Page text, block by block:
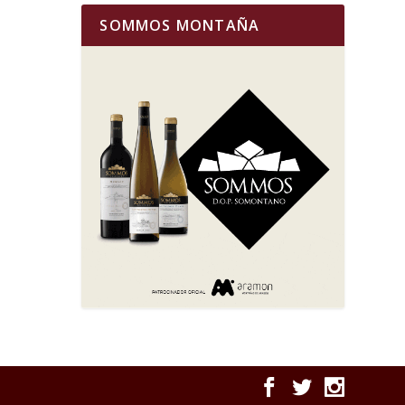
SOMMOS MONTAÑA